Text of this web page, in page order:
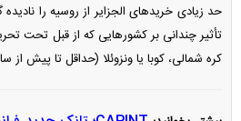
حد زیادی خرید‌های الجزایر از روسیه را
تأثیر چندانی بر کشور‌هایی که از قبل تحت تحریم
کره شمالی، کوبا یا ونزوئلا (حداقل تا پیش از سال ۲۰۲۶)